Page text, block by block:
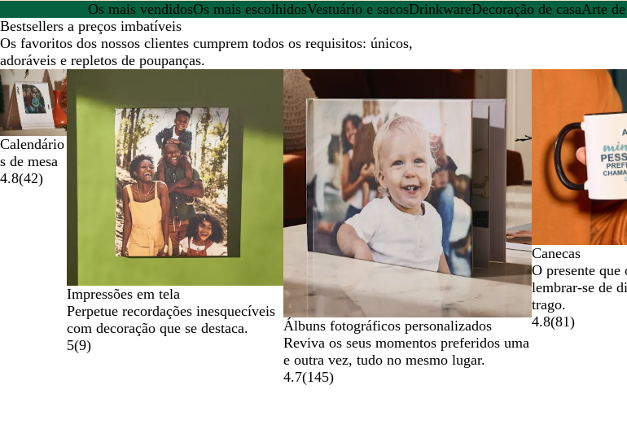
Os mais vendidosOs mais escolhidosVestuário e sacosDrinkwareDecoração de casaArte
Bestsellers a preços imbatíveis
Os favoritos dos nossos clientes cumprem todos os requisitos: únicos,
adoráveis e repletos de poupanças.
Calendário
s de mesa
4.8(42)
Impressões em tela
Perpetue recordações inesquecíveis
com decoração que se destaca.
5(9)
Álbuns fotográficos personalizados
Reviva os seus momentos preferidos uma
e outra vez, tudo no mesmo lugar.
4.7(145)
Canecas
O presente que
lembrar-se de
trago.
4.8(81)
Diapositivos
1
a
2
de
5